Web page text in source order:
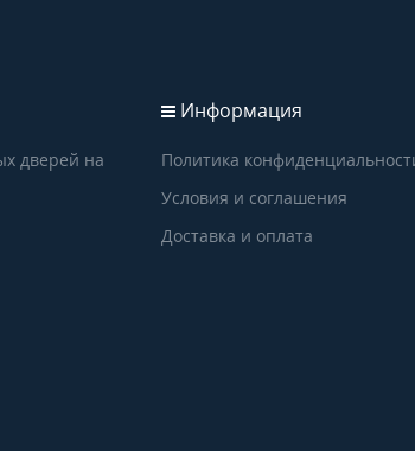
дверей на
Информация
Политика
Условия и соглашения
Доставка и оплата